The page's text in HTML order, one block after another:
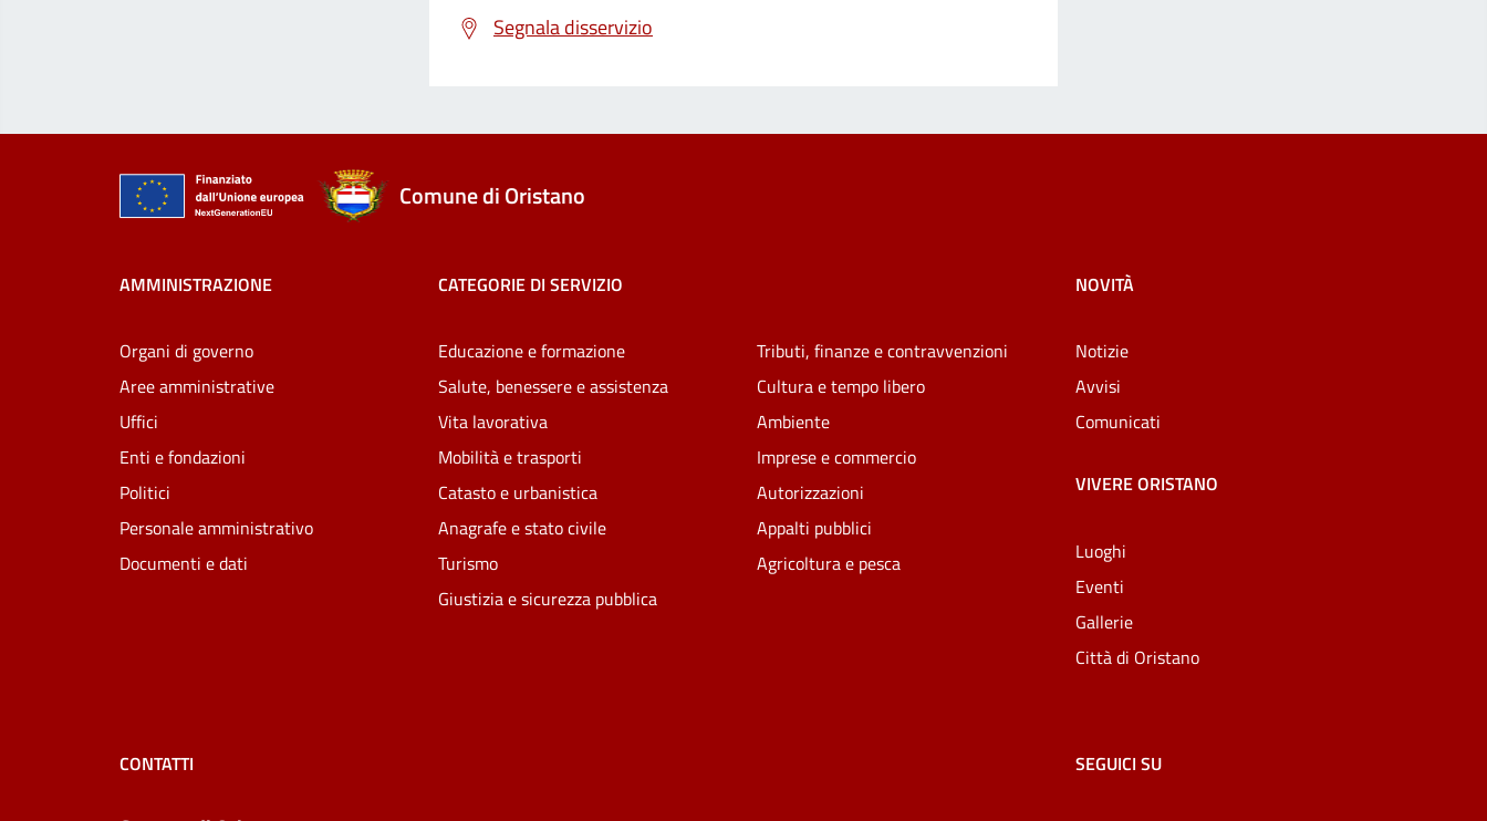
Segnala disservizio
Comune di Oristano
AMMINISTRAZIONE
Organi di governo
Aree amministrative
Uffici
Enti e fondazioni
Politici
Personale amministrativo
Documenti e dati
CATEGORIE DI SERVIZIO
Educazione e formazione
Salute, benessere e assistenza
Vita lavorativa
Mobilità e trasporti
Catasto e urbanistica
Anagrafe e stato civile
Turismo
Giustizia e sicurezza pubblica
Tributi, finanze e contravvenzioni
Cultura e tempo libero
Ambiente
Imprese e commercio
Autorizzazioni
Appalti pubblici
Agricoltura e pesca
NOVITÀ
Notizie
Avvisi
Comunicati
VIVERE ORISTANO
Luoghi
Eventi
Gallerie
Città di Oristano
CONTATTI SEGUICI SU